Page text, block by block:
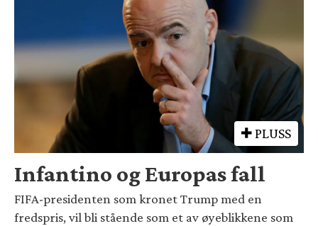
PLUSS
Infantino og Europas fall
FIFA-presidenten som kronet Trump med en
fredspris, vil bli stående som et av øyeblikkene som